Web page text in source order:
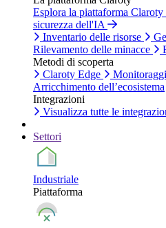
Esplora la piattaforma Claroty
sicurezza dell'IA
Inventario delle risorse
Rilevamento delle minacce
Metodi di scoperta
Claroty Edge
Arricchimento dell’ecosistema
Integrazioni
Visualizza tutte le
Settori
Industriale
Piattaforma